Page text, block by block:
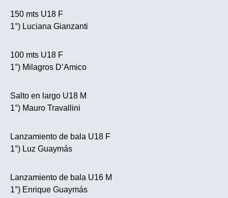
150 mts U18 F
1°) Luciana Gianzanti
100 mts U18 F
1°) Milagros D’Amico
Salto en largo U18 M
1°) Mauro Travallini
Lanzamiento de bala U18 F
1°) Luz Guaymás
Lanzamiento de bala U16 M
1°) Enrique Guaymás